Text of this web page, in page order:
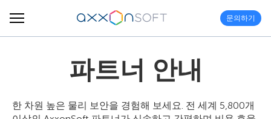
문의하기
파트너 안내
한 차원 높은 물리 보안을 경험해 보세요. 전 세계 5,800개